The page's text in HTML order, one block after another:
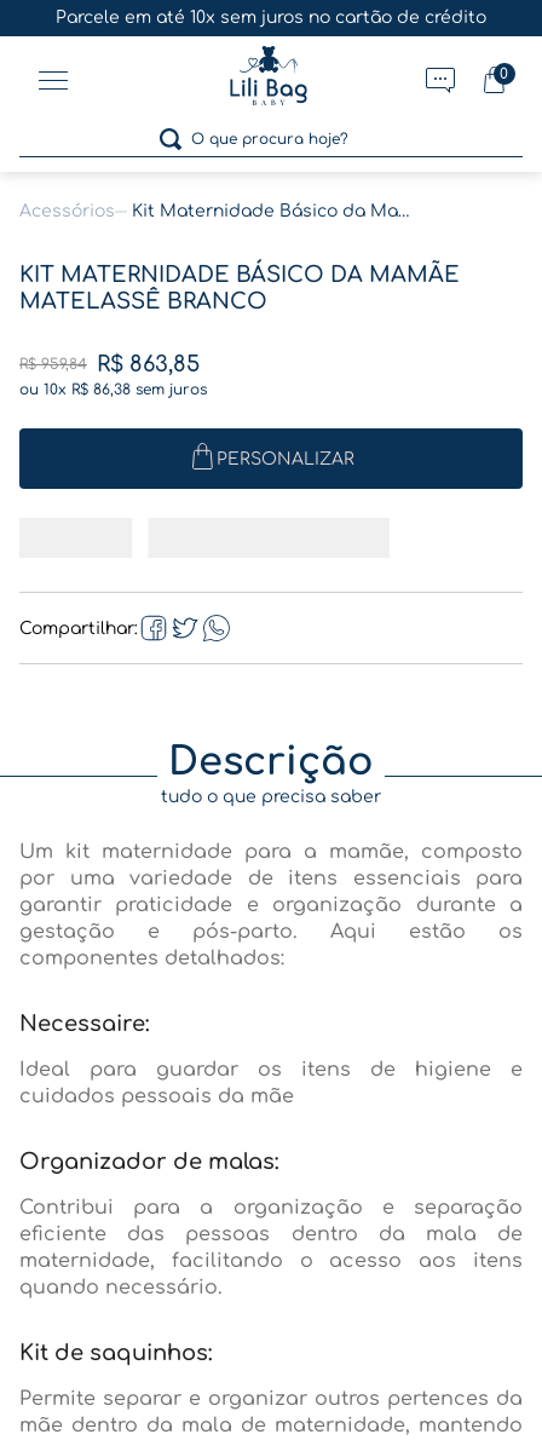
Parcele em até 10x sem juros no cartão de crédito
0
O que procura hoje?
1º gestante
3º pasta gestante
folha memórias barriga
Acessórios Kit Maternidade Básico da Mamãe Matelassê Branco
KIT MATERNIDADE BÁSICO DA MAMÃE
MATELASSÊ BRANCO
R$ 959,84 R$ 863,85
ou 10x R$ 86,38 sem juros
PERSONALIZAR
Compartilhar
Descrição
tudo o que precisa saber
Um kit maternidade para a mamãe, composto
por uma variedade de itens essenciais para
garantir praticidade e organização durante a
gestação e pós-parto. Aqui estão os
componentes detalhados:
Necessaire:
Ideal para guardar os itens de higiene e
cuidados pessoais da mãe
Organizador de malas:
Contribui para a organização e separação
eficiente das pessoas dentro da mala de
maternidade, facilitando o acesso aos itens
quando necessário.
Kit de saquinhos:
Permite separar e organizar outros pertences da
mãe dentro da mala de maternidade, mantendo